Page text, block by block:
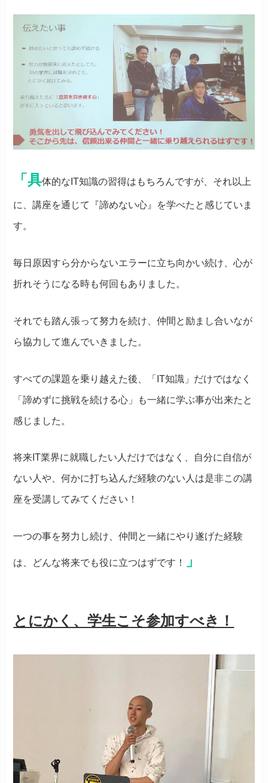
「具体的なIT知識の習得はもちろんですが、それ以上
に、講座を通じて『諦めない心』を学べたと感じていま
す。
毎日原因すら分からないエラーに立ち向かい続け、心が
折れそうになる時も何回もありました。
それでも踏ん張って努力を続け、仲間と励まし合いなが
ら協力して進んでいきました。
すべての課題を乗り越えた後、「IT知識」だけではなく
「諦めずに挑戦を続ける心」も一緒に学ぶ事が出来たと
感じました。
将来IT業界に就職したい人だけではなく、自分に自信が
ない人や、何かに打ち込んだ経験のない人は是非この講
座を受講してみてください！
一つの事を努力し続け、仲間と一緒にやり遂げた経験
は、どんな将来でも役に立つはずです！ 」
とにかく、学生こそ参加すべき！